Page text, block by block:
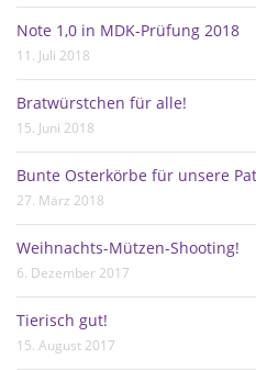
Note 1,0 in MDK-Prüfung 2018
11. Juli 2018
Bratwürstchen für alle!
15. Juni 2018
Bunte Osterkörbe für unsere
27. März 2018
Weihnachts-Mützen-Shooting!
6. Dezember 2017
Tierisch gut!
15. August 2017